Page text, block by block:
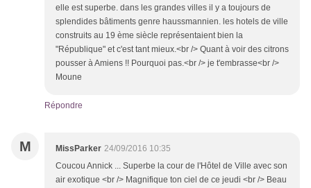
elle est superbe. dans les grandes villes il y a toujours de
splendides bâtiments genre haussmannien. les hotels de ville
construits au 19 ème siècle représentaient bien la
"République" et c'est tant mieux.<br /> Quant à voir des citrons
pousser à Amiens !! Pourquoi pas.<br /> je t'embrasse<br />
Moune
Répondre
M MissParker 24/09/2016 10:35
Coucou Annick ... Superbe la cour de l'Hôtel de Ville avec son
air exotique <br /> Magnifique ton ciel de ce jeudi <br /> Beau